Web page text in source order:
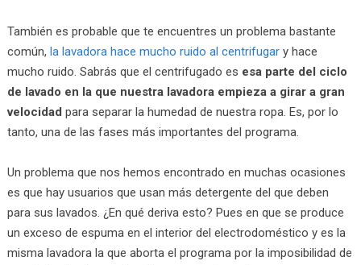
También es probable que te encuentres un problema bastante
común, la lavadora hace mucho ruido al centrifugary hace
mucho ruido. Sabrás que el centrifugado es esa parte del ciclo
de lavado en la que nuestra lavadora empieza a girar a gran
velocidad para separar la humedad de nuestra ropa. Es, por lo
tanto, una de las fases más importantes del programa.
Un problema que nos hemos encontrado en muchas ocasiones
es que hay usuarios que usan más detergente del que deben
para sus lavados. ¿En qué deriva esto? Pues en que se produce
un exceso de espuma en el interior del electrodoméstico y es la
misma lavadora la que aborta el programa por la imposibilidad de